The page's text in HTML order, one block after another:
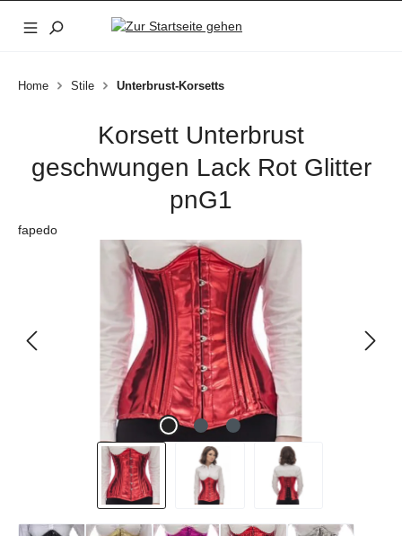
Zum Hauptinhalt springen
Home Stile Unterbrust-Korsetts
Korsett Unterbrust
geschwungen Lack Rot Glitter
pnG1
fapedo
Bildergalerie überspringen